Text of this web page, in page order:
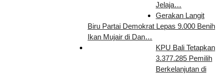
Jelaja…
Gerakan Langit
Biru Partai Demokrat Lepas 9.000 Benih
Ikan Mujair di Dan…
KPU Bali Tetapkan
3.377.285 Pemilih
Berkelanjutan di